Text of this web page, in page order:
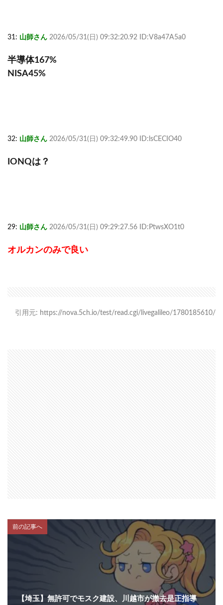
31: 山師さん 2026/05/31(日) 09:32:20.92 ID:V8a47A5a0
半導体167%
NISA45%
32: 山師さん 2026/05/31(日) 09:32:49.90 ID:lsCECIO40
IONQは？
29: 山師さん 2026/05/31(日) 09:29:27.56 ID:PtwsXO1t0
オルカンのみで良い
引用元: https://nova.5ch.io/test/read.cgi/livegalileo/1780185610/
前の記事へ
【埼玉】無許可でモスク建設、川越市が撤去是正指導